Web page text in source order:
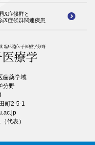
歯薬学域
分野
町2-5-1
代表）
X症候群と
X症候群関連疾患